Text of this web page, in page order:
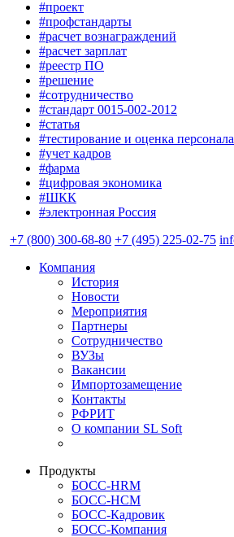
#проект
#профстандарты
#расчет вознаграждений
#расчет зарплат
#реестр ПО
#решение
#сотрудничество
#стандарт 0015-002-2012
#статья
#тестирование и оценка персонала
#учет кадров
#фарма
#цифровая экономика
#ШКК
#электронная Россия
+7 (800) 300-68-80 +7 (495) 225-02-75
Компания
История
Новости
Мероприятия
Партнеры
Сотрудничество
ВУЗы
Вакансии
Импортозамещение
Контакты
РФРИТ
О компании SL Soft
Продукты
БОСС-HRM
БОСС-HCM
БОСС-Кадровик
БОСС-Компания